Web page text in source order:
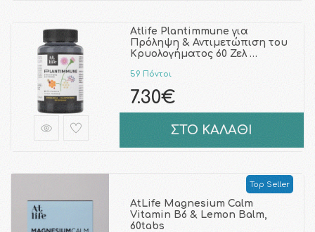
Atlife Plantimmune για
Πρόληψη & Αντιμετώπιση του
Κρυολογήματος 60 Ζελ …
59 Πόντοι
7.30€
ΣΤΟ ΚΑΛΑΘΙ
Top Seller
AtLife Magnesium Calm
Vitamin B6 & Lemοn Balm,
60tabs